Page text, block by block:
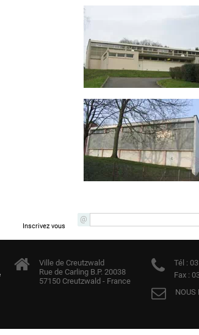
Inscrivez vous
Ville de Creutzwald
Rue de Carling B.P. 20038
57150 Creutzwald - France
Tél :
Fax :
NOUS